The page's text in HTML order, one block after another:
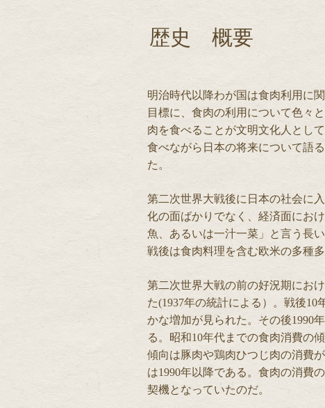
歴史 概要
明治時代以降わが国は食肉利用に
目標に、食肉の利用について色々
肉を食べることが文明文化人とし
食べながら日本の将来について語
た。
第二次世界大戦後に日本の社会に
化の面ばかりでなく、経済面にお
魚、あるいは一汁一菜」と言う長
戦後は食肉料理を含む欧米の多種
第二次世界大戦の前の好況期にお
た(1937年の統計による）。戦後10
かな増加が見られた。その後1990
る。昭和10年代までの食肉消費の
傾向は豚肉や鶏肉ひつじ肉の消費
は1990年以降である。食肉の消費
契機となっていたのだ。